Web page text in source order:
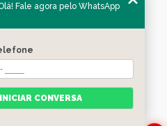
Fale agora pelo WhatsApp
INICIAR CONVERSA